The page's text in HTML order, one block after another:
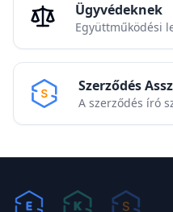
Ügyvédeknek
Együttműködési
Szerződés
A szerződés író